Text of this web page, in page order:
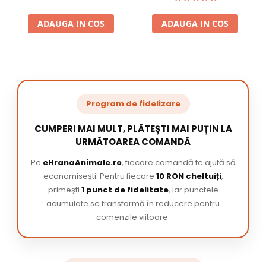
ADAUGA IN COS ADAUGA IN COS
Program de fidelizare
CUMPERI MAI MULT, PLĂTEȘTI MAI PUȚIN LA
URMĂTOAREA COMANDĂ
Pe eHranaAnimale.ro, fiecare comandă te ajută să
economisești. Pentru fiecare 10 RON cheltuiți,
primești 1 punct de fidelitate, iar punctele
acumulate se transformă în reducere pentru
comenzile viitoare.